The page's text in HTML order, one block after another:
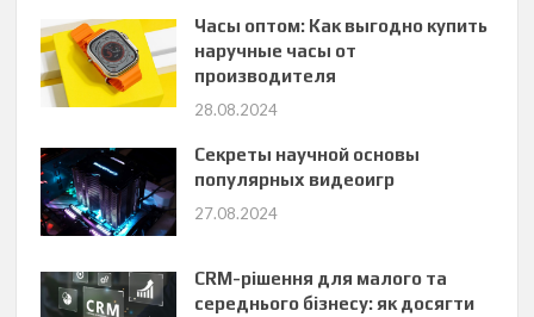
Часы оптом: Как выгодно купить
наручные часы от
производителя
28.08.2024
Секреты научной основы
популярных видеоигр
27.08.2024
CRM-рішення для малого та
середнього бізнесу: як досягти